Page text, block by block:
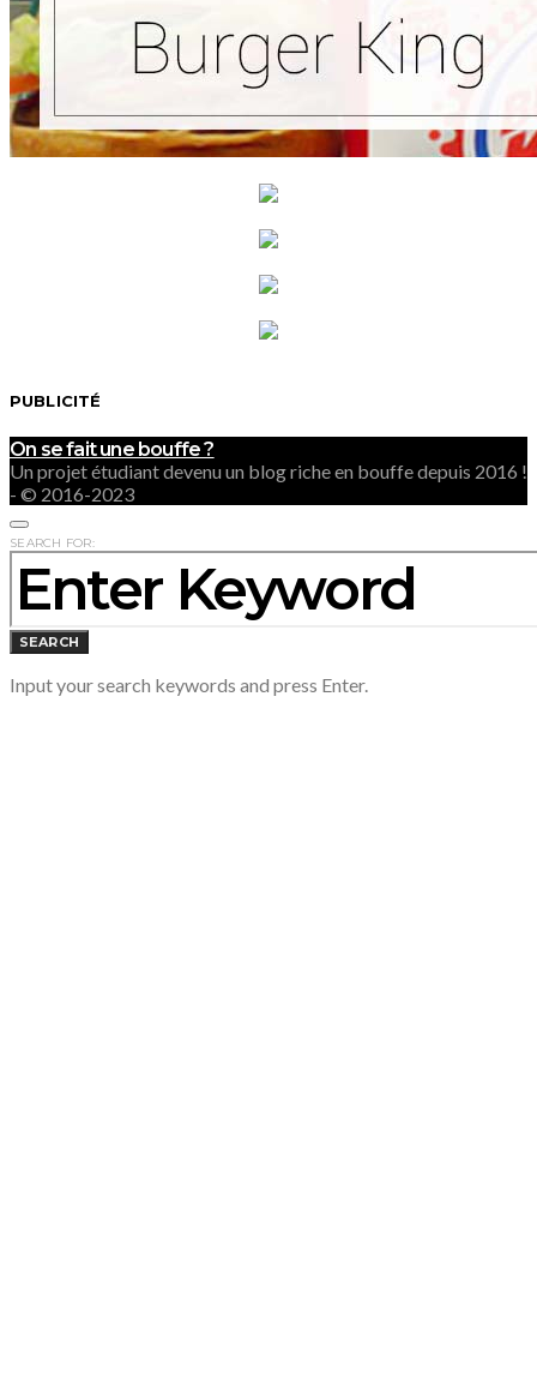
PUBLICITÉ
On se fait une bouffe ?
Un projet étudiant devenu un blog riche en bouffe depuis 2016 !
- © 2016-2023
SEARCH FOR:
SEARCH
Input your search keywords and press Enter.